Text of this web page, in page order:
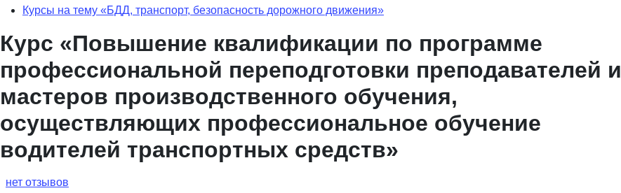
Курсы на тему «БДД, транспорт, безопасность дорожного движения»
Курс «Повышение квалификации по программе
профессиональной переподготовки преподавателей и
мастеров производственного обучения,
осуществляющих профессиональное обучение
водителей транспортных средств»
нет отзывов